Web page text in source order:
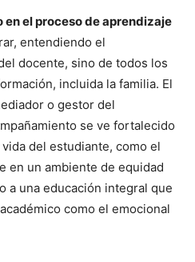
el proceso de aprendizaje
entendiendo el
docente, sino de todos los
incluida la familia. El
o gestor del
se ve fortalecido
del estudiante, como el
en un ambiente de equidad
a una educación integral que
como el emocional